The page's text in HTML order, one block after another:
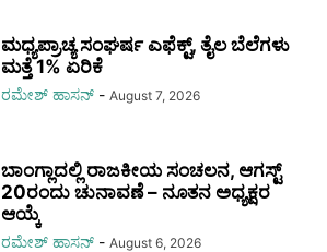
ಮಧ್ಯಪ್ರಾಚ್ಯ ಸಂಘರ್ಷ ಎಫೆಕ್ಟ್, ತೈಲ ಬೆಲೆಗಳು
ಮತ್ತೆ 1% ಏರಿಕೆ
ರಮೇಶ್‌ ಹಾಸನ್‌ - August 7, 2026
ಬಾಂಗ್ಲಾದಲ್ಲಿ ರಾಜಕೀಯ ಸಂಚಲನ, ಆಗಸ್ಟ್
20ರಂದು ಚುನಾವಣೆ – ನೂತನ ಅಧ್ಯಕ್ಷರ
ಆಯ್ಕೆ
ರಮೇಶ್‌ ಹಾಸನ್‌ - August 6, 2026